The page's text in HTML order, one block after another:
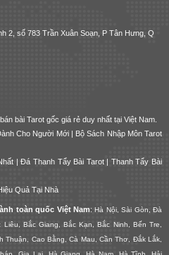
2, số 783 Trần Xuân Soạn, P Tân Hưng, Q
bài Tarot gốc giá rẻ duy nhất tại Việt Nam.
Cho Người Mới|
Bộ Sách Nhập Môn Tarot
|Đá Thanh Tẩy Bài Tarot| Thanh Tẩy Bài
Quả Tại Nhà
toàn quốc Việt Nam:Hà Nội, Sài Gòn, Đà
Bắc Giang, Bắc Kạn, Bắc Ninh, Bến Tre,
Cao Bằng, Cà Mau, Cần Thơ, Đắk Lắk,